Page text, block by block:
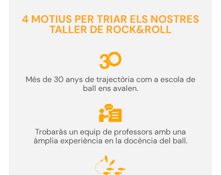
4 MOTIUS PER TRIAR ELS NOSTRES
TALLER DE ROCK&ROLL
Més de 30 anysde trajectòria com a escola de
ball ens avalen.
Trobaràs un equip de professorsamb una
àmplia experiència en la docència del ball.